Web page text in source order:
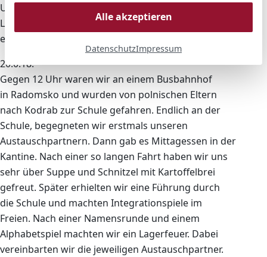
Um 19.30 Uhr trafen wir uns am Busbahnhof in
Langen. Wir waren alle aufgeregt, und als der Bus
endlich kam, stiegen wir ein.
20.0.18:
Gegen 12 Uhr waren wir an einem Busbahnhof
in Radomsko und wurden von polnischen Eltern
nach Kodrab zur Schule gefahren. Endlich an der
Schule, begegneten wir erstmals unseren
Austauschpartnern. Dann gab es Mittagessen in der
Kantine. Nach einer so langen Fahrt haben wir uns
sehr über Suppe und Schnitzel mit Kartoffelbrei
gefreut. Später erhielten wir eine Führung durch
die Schule und machten Integrationspiele im
Freien. Nach einer Namensrunde und einem
Alphabetspiel machten wir ein Lagerfeuer. Dabei
vereinbarten wir die jeweiligen Austauschpartner.
Alle akzeptieren
DatenschutzImpressum